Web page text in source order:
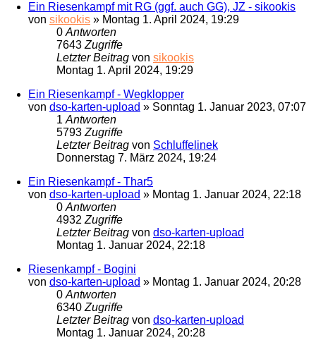
Ein Riesenkampf mit RG (ggf. auch GG), JZ - sikookis
von sikookis » Montag 1. April 2024, 19:29
0Antworten
7643Zugriffe
Letzter Beitrag von sikookis
Montag 1. April 2024, 19:29
Ein Riesenkampf - Wegklopper
von dso-karten-upload » Sonntag 1. Januar 2023, 07:07
1Antworten
5793Zugriffe
Letzter Beitrag von Schluffelinek
Donnerstag 7. März 2024, 19:24
Ein Riesenkampf - Thar5
von dso-karten-upload » Montag 1. Januar 2024, 22:18
0Antworten
4932Zugriffe
Letzter Beitrag von dso-karten-upload
Montag 1. Januar 2024, 22:18
Riesenkampf - Bogini
von dso-karten-upload » Montag 1. Januar 2024, 20:28
0Antworten
6340Zugriffe
Letzter Beitrag von dso-karten-upload
Montag 1. Januar 2024, 20:28